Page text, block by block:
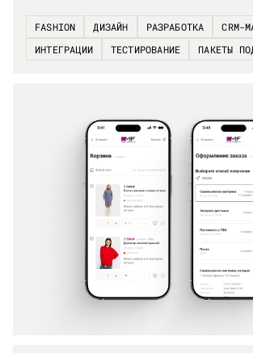
FASHION ДИЗАЙН РАЗРАБОТКА
CRM-
ИНТЕГРАЦИИ
ТЕСТИРОВАНИЕ ПАКЕТЫ